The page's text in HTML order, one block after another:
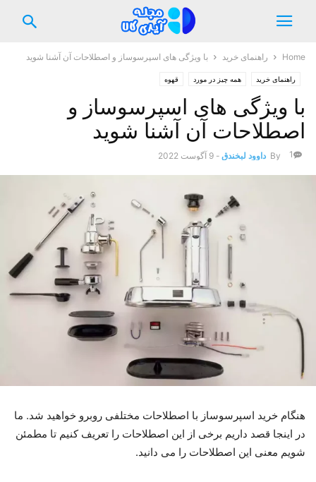
Home راهنمای خرید با ویژگی های اسپرسوساز و اصطلاحات آن آشنا شوید
راهنمای خرید همه چیز در مورد قهوه
با ویژگی های اسپرسوساز و
اصطلاحات آن آشنا شوید
By داوود لبخندق - 9 آگوست 2022 1
هنگام خرید اسپرسوساز با اصطلاحات مختلفی روبرو خواهید شد. ما
در اینجا قصد داریم برخی از این اصطلاحات را تعریف کنیم تا مطمئن
شویم معنی این اصطلاحات را می دانید.